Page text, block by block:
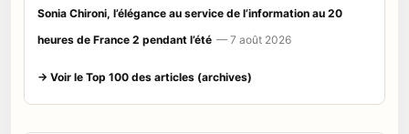
Sonia Chironi, l’élégance au service de l’information au 20
heures de France 2 pendant l’été — 7 août 2026
→ Voir le Top 100 des articles (archives)